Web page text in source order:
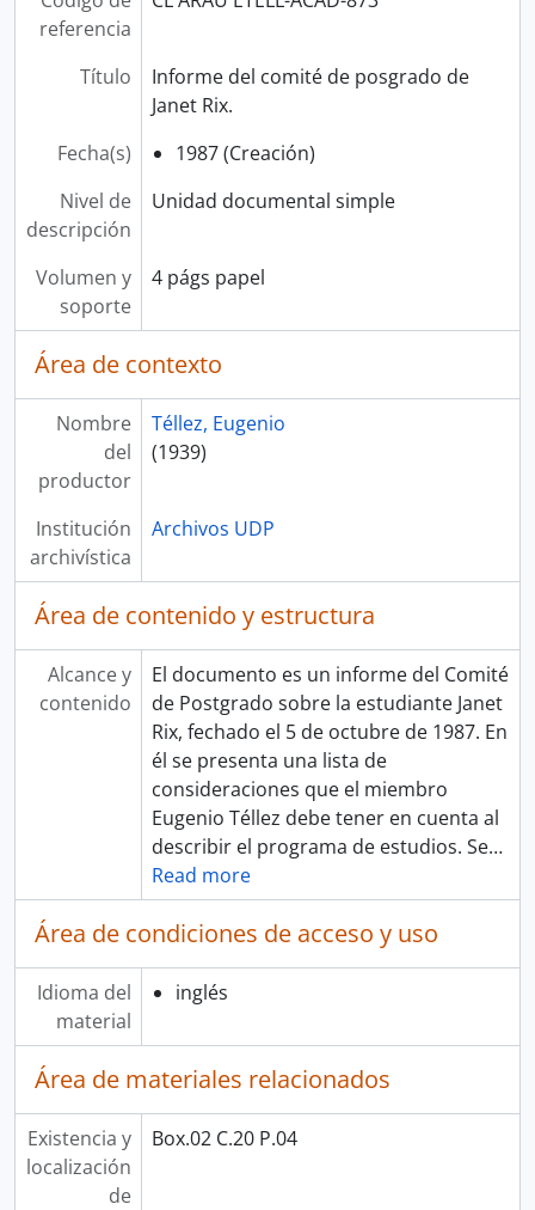
referencia
Título
Informe del comité de posgrado de
Janet Rix.
Fecha(s)
1987 (Creación)
Nivel de
descripción
Unidad documental simple
Volumen y
soporte
4 págs papel
Área de contexto
Nombre
del
productor
Téllez, Eugenio
(1939)
Institución
archivística
Archivos UDP
Área de contenido y estructura
Alcance y
contenido
El documento es un informe del Comité
de Postgrado sobre la estudiante Janet
Rix, fechado el 5 de octubre de 1987. En
él se presenta una lista de
consideraciones que el miembro
Eugenio Téllez debe tener en cuenta al
describir el programa de estudios. Se…
Read more
Área de condiciones de acceso y uso
Idioma del
material
inglés
Área de materiales relacionados
Existencia y
localización
de
Box.02 C.20 P.04